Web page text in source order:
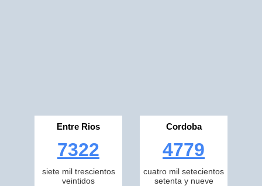
Entre Rios
7322
siete mil trescientos
veintidos
Cordoba
4779
cuatro mil setecientos
setenta y nueve